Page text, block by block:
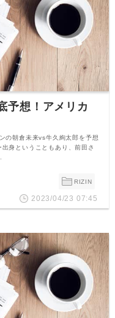
予想！アメリカ
の朝倉未来vs牛久絢太郎を予想
身ということもあり、前田さ
RIZIN
2023/04/23 07:45